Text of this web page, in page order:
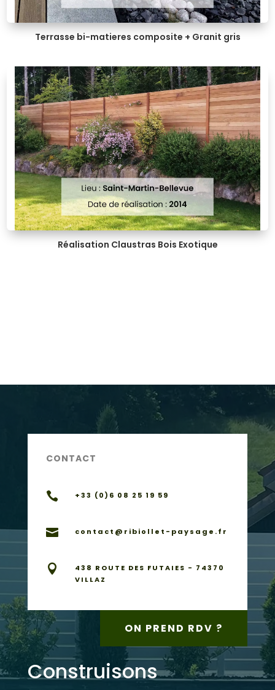
Terrasse bi-matieres composite + Granit gris
Réalisation Claustras Bois Exotique
CONTACT
 +33 (0)6 08 25 19 59
 contact@ribiollet-paysage.fr

438 ROUTE DES FUTAIES - 74370
VILLAZ
ON PREND RDV ?
Construisons